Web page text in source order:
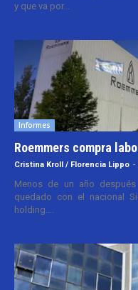
y que va por...
Informes
Roemmers compra
Cristina Kroll / Florencia Lippo -
Menos de un año
quedado con el nacional
holding....